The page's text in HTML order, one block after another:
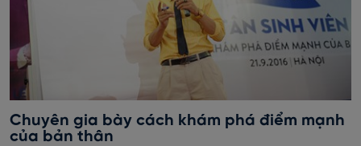
Chuyên gia bày cách khám phá điểm mạnh
của bản thân